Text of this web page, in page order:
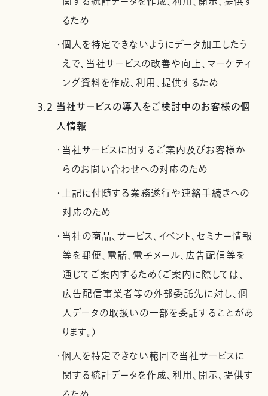
るため
・個人を特定できないようにデータ加工したう
えで、当社サービスの改善や向上、マーケティ
ング資料を作成、利用、提供するため
3.2 当社サービスの導入をご検討中のお客様の個
人情報
・当社サービスに関するご案内及びお客様か
らのお問い合わせへの対応のため
・上記に付随する業務遂行や連絡手続きへの
対応のため
・当社の商品、サービス、イベント、セミナー情報
等を郵便、電話、電子メール、広告配信等を
通じてご案内するため（ご案内に際しては、
広告配信事業者等の外部委託先に対し、個
人データの取扱いの一部を委託することがあ
ります。）
・個人を特定できない範囲で当社サービスに
関する統計データを作成、利用、開示、提供す